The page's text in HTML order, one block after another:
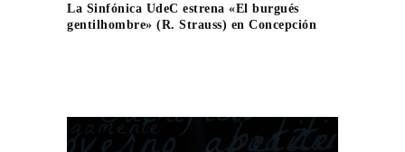
La Sinfónica UdeC estrena «El burgués
gentilhombre» (R. Strauss) en Concepción